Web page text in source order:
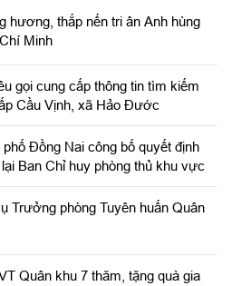
Phó Chỉ huy trưởng Bộ CHQS
hương, thắp nến tri ân Anh hùng
Minh
gọi cung cấp thông tin tìm kiếm
Cầu Vịnh, xã Hảo Đước
Đồng Nai công bố quyết định
Ban Chỉ huy phòng thủ khu vực
Trưởng phòng Tuyên huấn Quân
Quân khu 7 thăm, tặng quà gia